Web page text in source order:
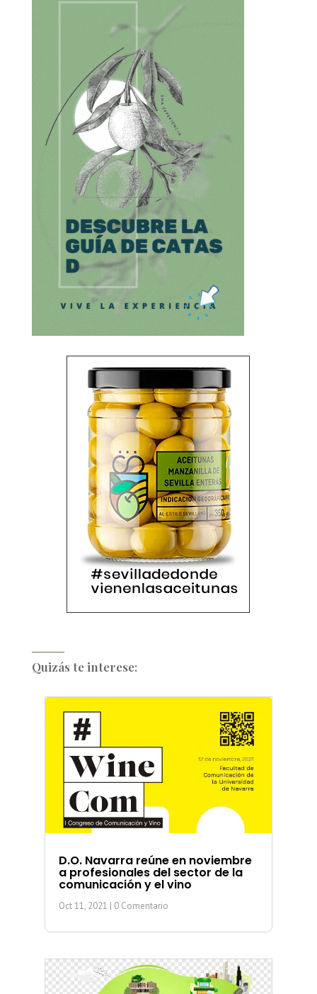
Quizás te interese:
D.O. Navarra reúne en noviembre
a profesionales del sector de la
comunicación y el vino
Oct 11, 2021 | 0 Comentario